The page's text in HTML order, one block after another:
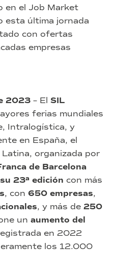
en el Job Market
esta última jornada
con ofertas
empresas
2023 – El SIL
ferias mundiales
Intralogística, y
en España, el
organizada por
de Barcelona
23ª edición con más
, con 650 empresas,
, y más de 250
un aumento del
en 2022
los 12.000